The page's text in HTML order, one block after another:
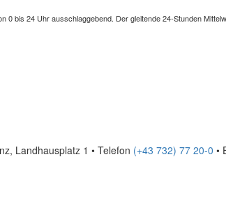
0 bis 24 Uhr ausschlaggebend. Der gleitende 24-Stunden
Landhausplatz 1 • Telefon (+43 732) 77 20-0 •